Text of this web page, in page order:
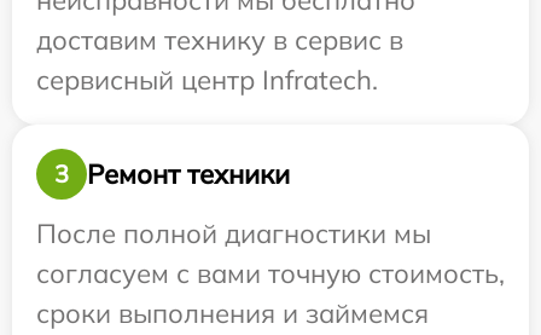
доставим технику в сервис в
сервисный центр Infratech.
3
Ремонт техники
После полной диагностики мы
согласуем с вами точную стоимость,
сроки выполнения и займемся